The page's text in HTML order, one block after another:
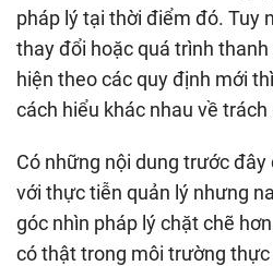
pháp lý tại thời điểm đó. Tuy
thay đổi hoặc quá trình
hiện theo các quy định mới
cách hiểu khác nhau về trách
Có những nội dung trước
với thực tiễn quản lý nhưng
góc nhìn pháp lý chặt chẽ
có thật trong môi trường thực